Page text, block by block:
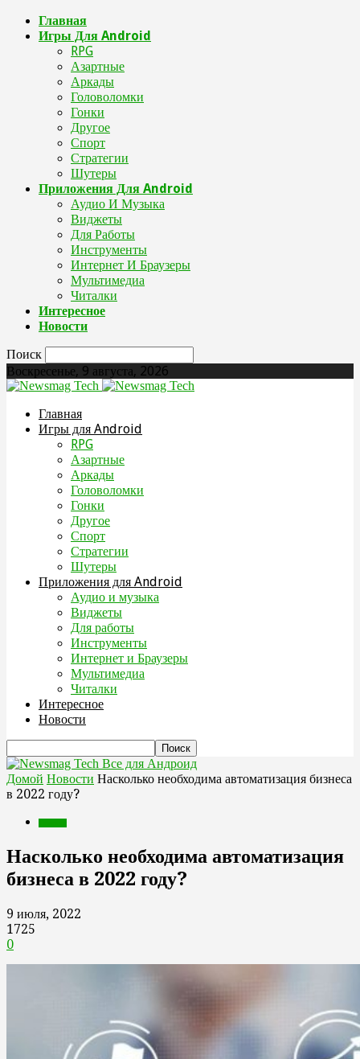
Главная
Игры Для Android
RPG
Азартные
Аркады
Головоломки
Гонки
Другое
Спорт
Стратегии
Шутеры
Приложения Для Android
Аудио И Музыка
Виджеты
Для Работы
Инструменты
Интернет И Браузеры
Мультимедиа
Читалки
Интересное
Новости
Поиск
Воскресенье, 9 августа, 2026
Главная
Игры для Android
RPG
Азартные
Аркады
Головоломки
Гонки
Другое
Спорт
Стратегии
Шутеры
Приложения для Android
Аудио и музыка
Виджеты
Для работы
Инструменты
Интернет и Браузеры
Мультимедиа
Читалки
Интересное
Новости
Все для Андроид
Домой Новости Насколько необходима автоматизация бизнеса
в 2022 году?
Насколько необходима автоматизация
бизнеса в 2022 году?
9 июля, 2022
1725
0